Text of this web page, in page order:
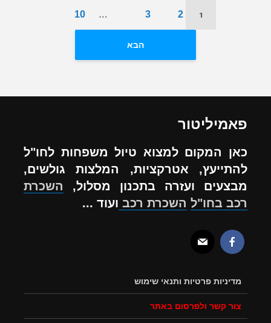
1
2
3
…
10
הבא
פאמיליטור
כאן המקום למצוא טיול משפחות לחו"ל
להתייעץ, אטרקציות, המלצות גולשים,
מבצעים ועזרה בתכנון מסלול, השכרת
רכב בחו"ל השכרת רכב ועוד ...
מדיניות פרטיות ותנאי שימוש
צור קשר ולפרסום באתר